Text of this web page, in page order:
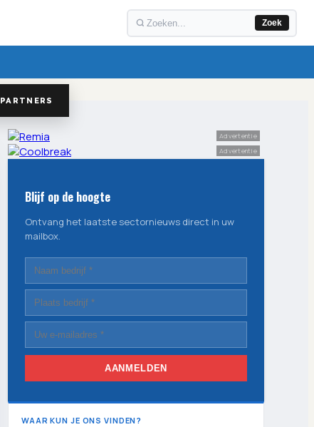
Zoek
PARTNERS
Advertentie
Advertentie
Blijf op de hoogte
Ontvang het laatste sectornieuws direct in uw
mailbox.
AANMELDEN
WAAR KUN JE ONS VINDEN?